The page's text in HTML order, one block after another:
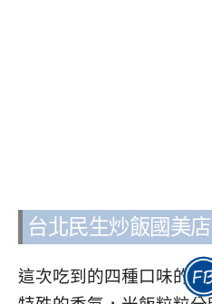
台北民生炒飯國美
這次吃到的四種口味的